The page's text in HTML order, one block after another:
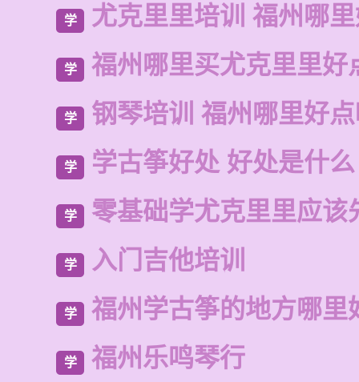
学 尤克里里培训 福州哪
学 福州哪里买尤克里里好
学 钢琴培训 福州哪里好
学 学古筝好处 好处是什么
学 零基础学尤克里里应该
学 入门吉他培训
学 福州学古筝的地方哪里
学 福州乐鸣琴行